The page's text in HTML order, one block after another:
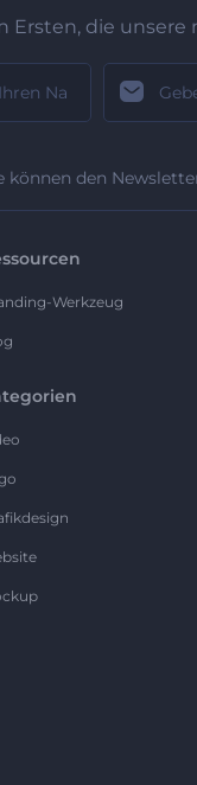
Ersten, die
können den
Werkzeug